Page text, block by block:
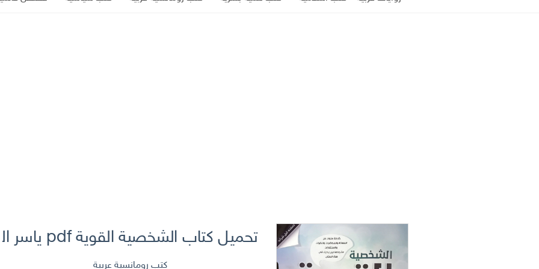
تحميل كتاب الشخصية القوية pdf ياسر الحزيمي
كتب رومانسية عربية